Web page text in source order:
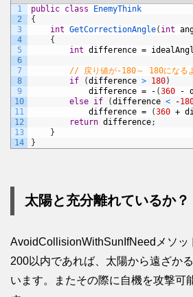
1
2
3
4
5
6
7
8
9
10
11
12
13
14
public class
EnemyThink
{
int GetCorrectionAngle( int
{
int difference =
// 戻り値が-180～ 180になる
if
(difference > 180)
difference = - (360 -
else if (difference < -
difference = (360 +
return difference;
}
}
太陽と充分離れているか？
AvoidCollisionWithSunIfNeedメソッ
200以内であれば、太陽から遠ざか
います。またその際に自機を攻撃可